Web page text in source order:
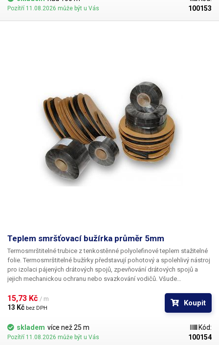
Pozítří 11.08.2026 může být u Vás
100153
Teplem smršťovací bužírka průměr 5mm
Termosmrštitelné trubice z tenkostěnné polyolefinové teplem stažitelné
folie. Termosmrštitelné bužírky představují pohotový a spolehlivý nástroj
pro izolaci pájených drátových spojů, zpevňování drátových spojů a
jejich mechanickou ochranu nebo svazkování vodičů. Všude
elektrikářská izolační páska je nyní možné nasadit teplem smrštitelné
fólie.
15,73 Kč / m
13 Kč bez DPH
Koupit
skladem více než 25 m
Pozítří 11.08.2026 může být u Vás
Kód:
100154